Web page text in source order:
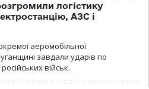
логістику
АЗС і
аеромобільної
завдали ударів по
військ.